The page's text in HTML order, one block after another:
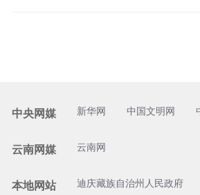
中央网媒 新华网 中国文明网
云南网媒 云南网
本地网站 迪庆藏族自治州人民政府